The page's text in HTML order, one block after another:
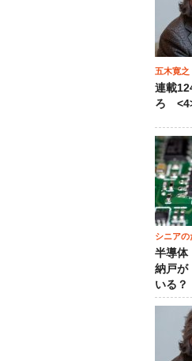
五木寛之
連載
ろ
シニア
半導体
納戸が
いる？